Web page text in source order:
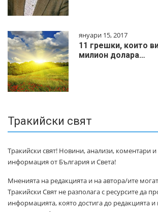
януари 15, 2017
11 грешки, които
милиoн дoлapa…
Тракийски свят
Тракийски свят! Новини, анализи, коментари
информация от България и Света!
Мненията на редакцията и на автора/ите
Тракийски Свят не разполага с ресурсите да
информацията, която достига до редакцията и